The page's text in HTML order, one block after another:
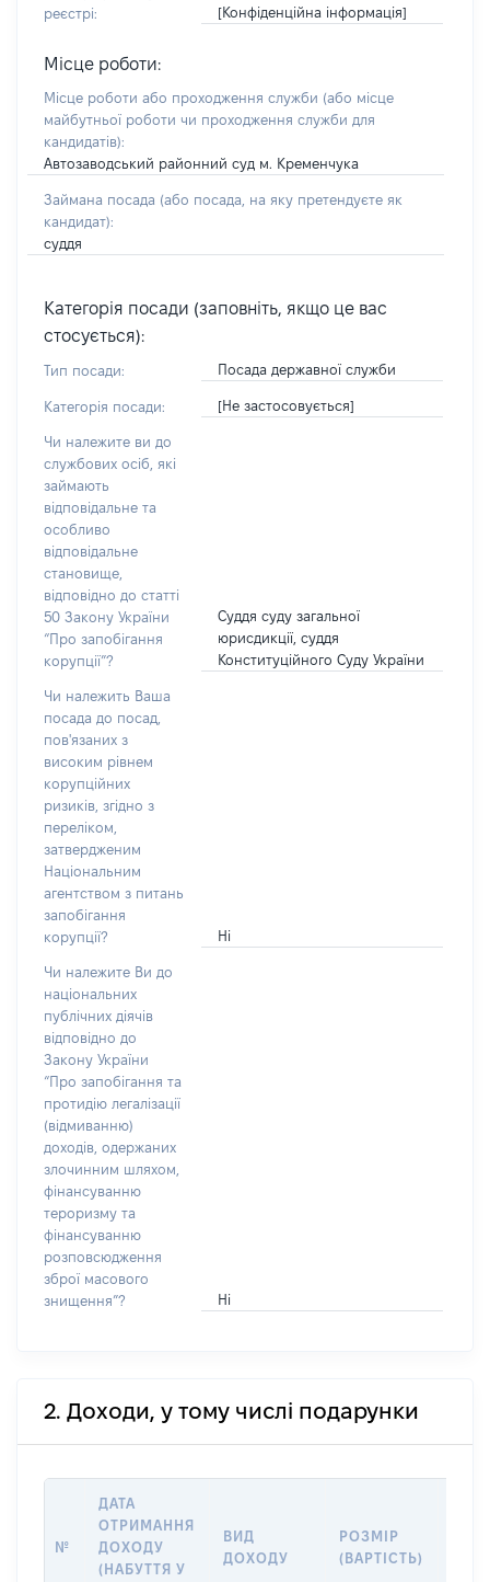
реєстрі:
[Конфіденційна інформація]
Місце роботи:
Місце роботи або проходження служби (або місце
майбутньої роботи чи проходження служби для
кандидатів):
Автозаводський районний суд м. Кременчука
Займана посада (або посада, на яку претендуєте як
кандидат):
суддя
Категорія посади (заповніть, якщо це вас
стосується):
Тип посади: Посада державної служби
Категорія посади: [Не застосовується]
Чи належите ви до
службових осіб, які
займають
відповідальне та
особливо
відповідальне
становище,
відповідно до статті
50 Закону України
“Про запобігання
корупції”?
Суддя суду загальної
юрисдикції, суддя
Конституційного Суду України
Чи належить Ваша
посада до посад,
пов'язаних з
високим рівнем
корупційних
ризиків, згідно з
переліком,
затвердженим
Національним
агентством з питань
запобігання
корупції?
Ні
Чи належите Ви до
національних
публічних діячів
відповідно до
Закону України
“Про запобігання та
протидію легалізації
(відмиванню)
доходів, одержаних
злочинним шляхом,
фінансуванню
тероризму та
фінансуванню
розповсюдження
зброї масового
знищення”?
Ні
2. Доходи, у тому числі подарунки
№
ДАТА
ОТРИМАННЯ
ДОХОДУ
(НАБУТТЯ У
ВИД
ДОХОДУ
РОЗМІР
(ВАРТІСТЬ)